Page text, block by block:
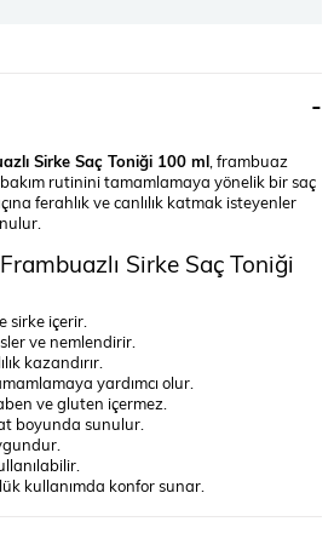
Sirke Saç Toniği 100 ml , frambuaz
rutinini tamamlamaya yönelik bir saç
ferahlık ve canlılık katmak isteyenler
Sirke Saç Toniği
sirke içerir.
ve nemlendirir.
kazandırır.
yardımcı olur.
ve gluten içermez.
boyunda sunulur.
kullanımda konfor sunar.